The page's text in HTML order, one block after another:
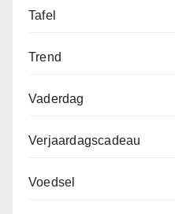
Tafel
Trend
Vaderdag
Verjaardagscadeau
Voedsel